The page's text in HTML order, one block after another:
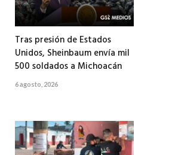
Tras presión de Estados
Unidos, Sheinbaum envía mil
500 soldados a Michoacán
6 agosto, 2026